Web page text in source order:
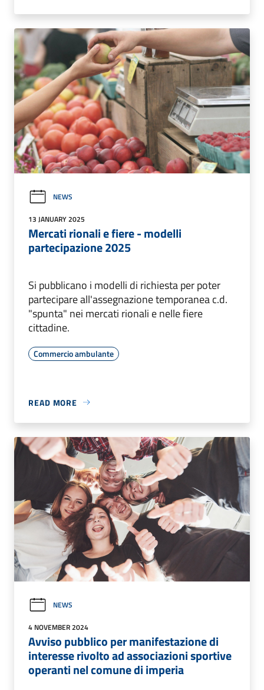
NEWS
13 JANUARY 2025
Mercati rionali e fiere - modelli
partecipazione 2025
Si pubblicano i modelli di richiesta per poter
partecipare all'assegnazione temporanea c.d.
"spunta" nei mercati rionali e nelle fiere
cittadine.
Commercio ambulante
READ MORE
NEWS
4 NOVEMBER 2024
Avviso pubblico per manifestazione di
interesse rivolto ad associazioni sportive
operanti nel comune di imperia